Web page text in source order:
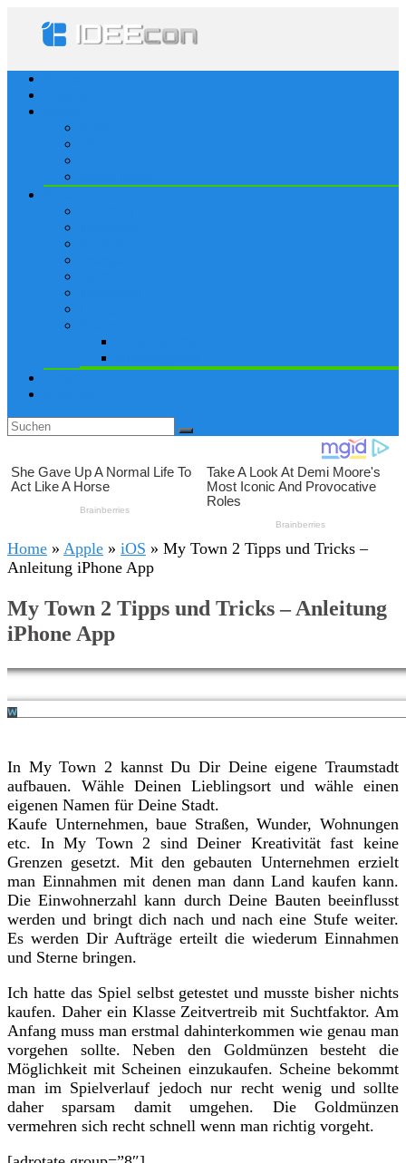
Home » Apple » iOS » My Town 2 Tipps und Tricks –
Anleitung iPhone App
My Town 2 Tipps und Tricks – Anleitung
iPhone App
In My Town 2 kannst Du Dir Deine eigene Traumstadt
aufbauen. Wähle Deinen Lieblingsort und wähle einen
eigenen Namen für Deine Stadt.
Kaufe Unternehmen, baue Straßen, Wunder, Wohnungen
etc. In My Town 2 sind Deiner Kreativität fast keine
Grenzen gesetzt. Mit den gebauten Unternehmen erzielt
man Einnahmen mit denen man dann Land kaufen kann.
Die Einwohnerzahl kann durch Deine Bauten beeinflusst
werden und bringt dich nach und nach eine Stufe weiter.
Es werden Dir Aufträge erteilt die wiederum Einnahmen
und Sterne bringen.
Ich hatte das Spiel selbst getestet und musste bisher nichts
kaufen. Daher ein Klasse Zeitvertreib mit Suchtfaktor. Am
Anfang muss man erstmal dahinterkommen wie genau man
vorgehen sollte. Neben den Goldmünzen besteht die
Möglichkeit mit Scheinen einzukaufen. Scheine bekommt
man im Spielverlauf jedoch nur recht wenig und sollte
daher sparsam damit umgehen. Die Goldmünzen
vermehren sich recht schnell wenn man richtig vorgeht.